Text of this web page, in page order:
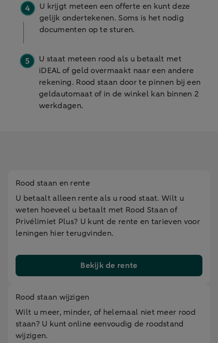
U krijgt meteen een offerte en kunt deze
gelijk ondertekenen. Soms is het nodig
documenten op te sturen.
U staat meteen rood als u betaalt met
iDEAL of geld overmaakt naar een andere
rekening. Rood staan door te pinnen bij een
geldautomaat of in de winkel kan binnen 2
werkdagen.
Rood staan en rente
U betaalt alleen rente als u rood staat. Wilt u
weten hoeveel u betaalt met Rood Staan of
Privélimiet Plus? U kunt de rente en tarieven voor
leningen hier terugvinden.
Bekijk de rente
Rood staan wijzigen
Wilt u meer, minder, of helemaal niet meer rood
staan? U kunt online eenvoudig de roodstand
wijzigen.